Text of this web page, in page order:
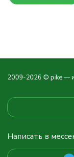
2009-2026 © pike —
Написать в